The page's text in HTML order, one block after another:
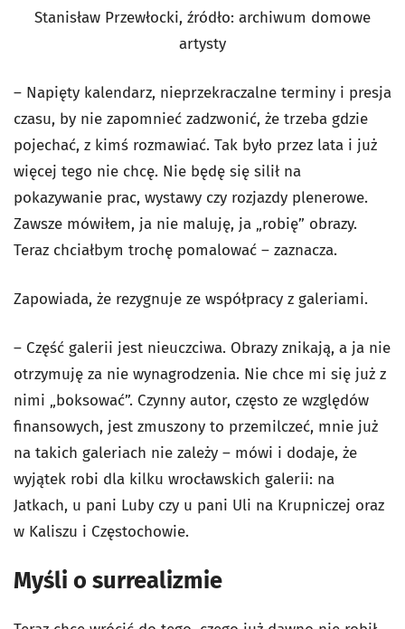
Stanisław Przewłocki, źródło: archiwum domowe
artysty
– Napięty kalendarz, nieprzekraczalne terminy i presja
czasu, by nie zapomnieć zadzwonić, że trzeba gdzie
pojechać, z kimś rozmawiać. Tak było przez lata i już
więcej tego nie chcę. Nie będę się silił na
pokazywanie prac, wystawy czy rozjazdy plenerowe.
Zawsze mówiłem, ja nie maluję, ja „robię” obrazy.
Teraz chciałbym trochę pomalować – zaznacza.
Zapowiada, że rezygnuje ze współpracy z galeriami.
– Część galerii jest nieuczciwa. Obrazy znikają, a ja nie
otrzymuję za nie wynagrodzenia. Nie chce mi się już z
nimi „boksować”. Czynny autor, często ze względów
finansowych, jest zmuszony to przemilczeć, mnie już
na takich galeriach nie zależy – mówi i dodaje, że
wyjątek robi dla kilku wrocławskich galerii: na
Jatkach, u pani Luby czy u pani Uli na Krupniczej oraz
w Kaliszu i Częstochowie.
Myśli o surrealizmie